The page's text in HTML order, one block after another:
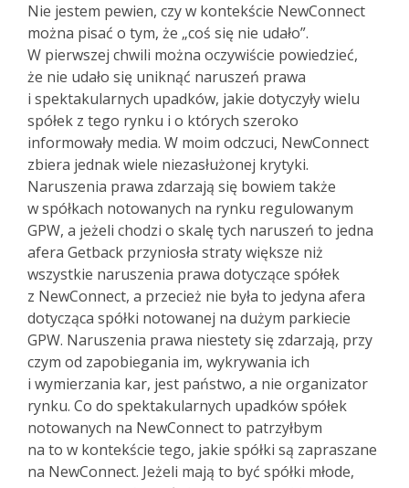
Nie jestem pewien, czy w kontekście NewConnect
można pisać o tym, że „coś się nie udało”.
W pierwszej chwili można oczywiście powiedzieć,
że nie udało się uniknąć naruszeń prawa
i spektakularnych upadków, jakie dotyczyły wielu
spółek z tego rynku i o których szeroko
informowały media. W moim odczuci, NewConnect
zbiera jednak wiele niezasłużonej krytyki.
Naruszenia prawa zdarzają się bowiem także
w spółkach notowanych na rynku regulowanym
GPW, a jeżeli chodzi o skalę tych naruszeń to jedna
afera Getback przyniosła straty większe niż
wszystkie naruszenia prawa dotyczące spółek
z NewConnect, a przecież nie była to jedyna afera
dotycząca spółki notowanej na dużym parkiecie
GPW. Naruszenia prawa niestety się zdarzają, przy
czym od zapobiegania im, wykrywania ich
i wymierzania kar, jest państwo, a nie organizator
rynku. Co do spektakularnych upadków spółek
notowanych na NewConnect to patrzyłbym
na to w kontekście tego, jakie spółki są zapraszane
na NewConnect. Jeżeli mają to być spółki młode,